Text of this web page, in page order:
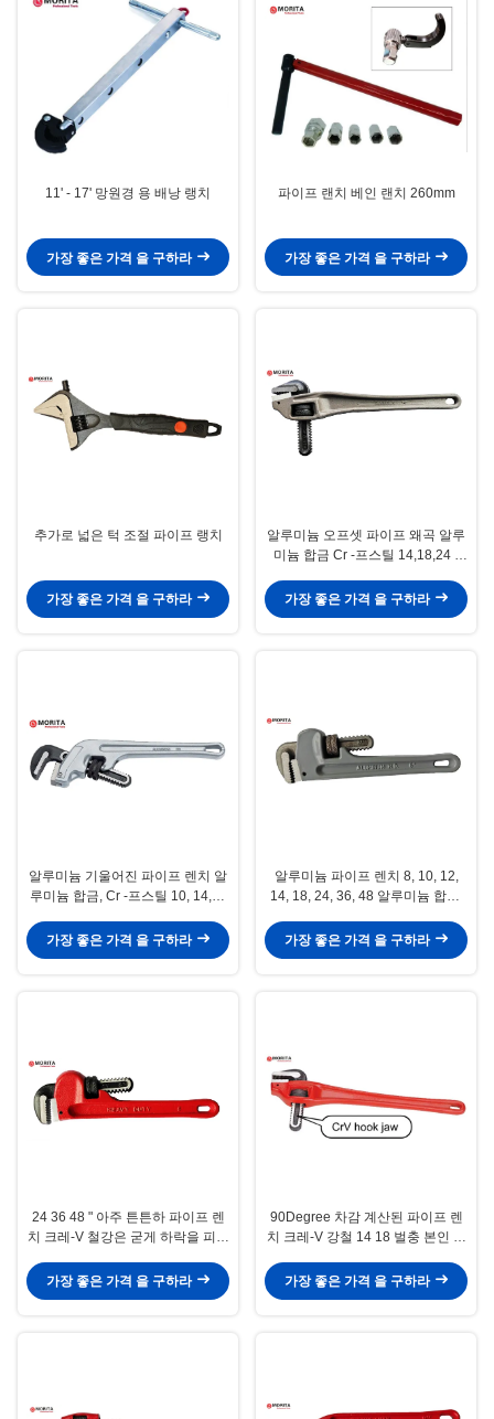
11' - 17' 망원경 용 배낭 랭치
가장 좋은 가격 을 구하라
파이프 랜치 베인 랜치 260mm
가장 좋은 가격 을 구하라
추가로 넓은 턱 조절 파이프 랭치
가장 좋은 가격 을 구하라
알루미늄 오프셋 파이프 왜곡 알루
미늄 합금 Cr -프스틸 14,18,24 "
오프셋되었습니다
가장 좋은 가격 을 구하라
알루미늄 기울어진 파이프 렌치 알
루미늄 합금, Cr -프스틸 10, 14,18
기웁니다
가장 좋은 가격 을 구하라
알루미늄 파이프 렌치 8, 10, 12,
14, 18, 24, 36, 48 알루미늄 합금,
위한 파이프를 고정시킵니다
가장 좋은 가격 을 구하라
24 36 48 " 아주 튼튼하 파이프 렌
치 크레-V 철강은 굳게 하락을 피하
가장 좋은 가격 을 구하라
90Degree 차감 계산된 파이프 렌
치 크레-V 강철 14 18 벌충 본인 클
가장 좋은 가격 을 구하라